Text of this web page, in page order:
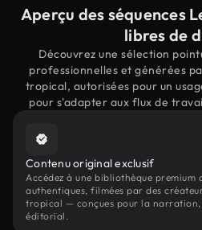
Aperçu des séquences
libres de
Découvrez une sélection
professionnelles et générées
tropical, autorisées pour un
pour s'adapter aux flux de
Contenu original exclusif
Accédez à une bibliothèque premium
authentiques, filmées par des
tropical — conçues pour la narration,
éditorial.